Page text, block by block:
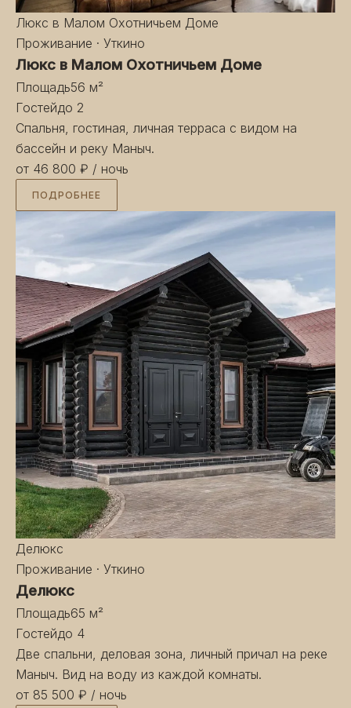
Люкс в Малом Охотничьем Доме
Проживание · Уткино
Люкс в Малом Охотничьем Доме
Площадь56 м²
Гостейдо 2
Спальня, гостиная, личная терраса с видом на
бассейн и реку Маныч.
от 46 800 ₽ / ночь
ПОДРОБНЕЕ
Делюкс
Проживание · Уткино
Делюкс
Площадь65 м²
Гостейдо 4
Две спальни, деловая зона, личный причал на реке
Маныч. Вид на воду из каждой комнаты.
от 85 500 ₽ / ночь